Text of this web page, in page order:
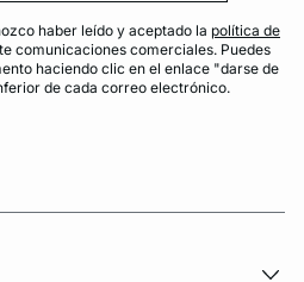
haber leído y aceptado la política de
comunicaciones comerciales. Puedes
haciendo clic en el enlace "darse de
de cada correo electrónico.